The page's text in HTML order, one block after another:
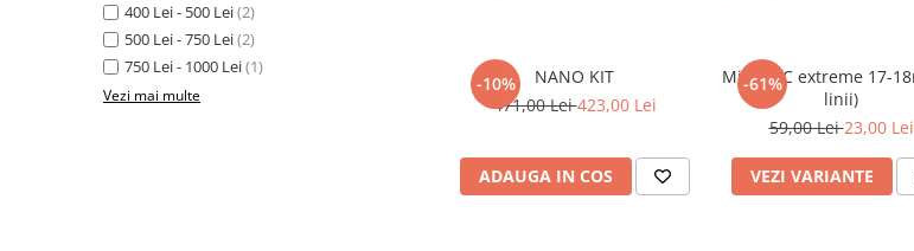
400 Lei - 500 Lei(2)
500 Lei - 750 Lei(2)
750 Lei - 1000 Lei(1)
Vezi mai multe
-10%
NANO KIT
471,00 Lei423,00 Lei
ADAUGA IN COS
-61%
Mix CHIC extreme 17-18mm (6
linii)
59,00 Lei23,00 Lei
VEZI VARIANTE